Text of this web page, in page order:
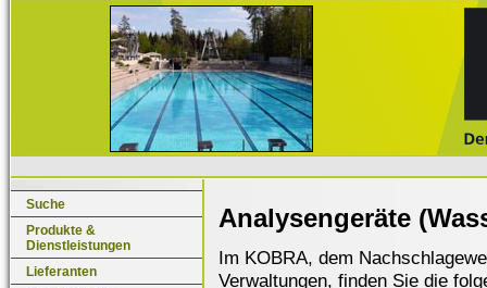
Suche
Produkte &
Dienstleistungen
Lieferanten
Analysengeräte
Im KOBRA, dem
Verwaltungen, finden Sie die